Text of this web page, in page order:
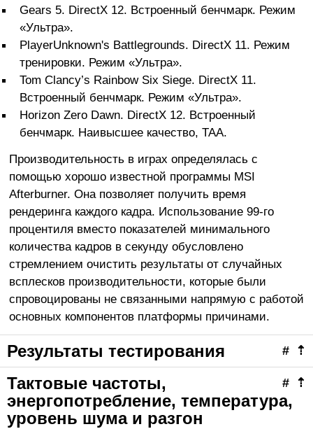
Gears 5. DirectX 12. Встроенный бенчмарк. Режим
«Ультра».
PlayerUnknown's Battlegrounds. DirectX 11. Режим
тренировки. Режим «Ультра».
Tom Clancy’s Rainbow Six Siege. DirectX 11.
Встроенный бенчмарк. Режим «Ультра».
Horizon Zero Dawn. DirectX 12. Встроенный
бенчмарк. Наивысшее качество, TAA.
Производительность в играх определялась с
помощью хорошо известной программы MSI
Afterburner. Она позволяет получить время
рендеринга каждого кадра. Использование 99-го
процентиля вместо показателей минимального
количества кадров в секунду обусловлено
стремлением очистить результаты от случайных
всплесков производительности, которые были
спровоцированы не связанными напрямую с работой
основных компонентов платформы причинами.
⇡
#
Результаты тестирования
⇡
#
Тактовые частоты,
энергопотребление, температура,
уровень шума и разгон